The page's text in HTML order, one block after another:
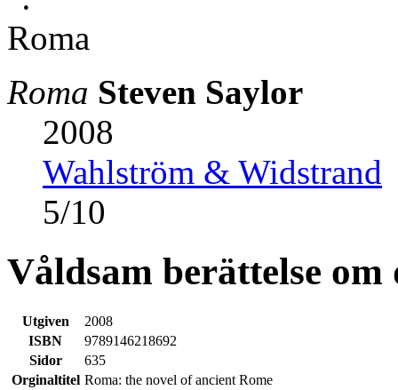
Roma Steven Saylor
2008
Wahlström & Widstrand
5/10
Våldsam berättelse om
Utgiven
2008
ISBN
9789146218692
Sidor
635
Orginaltitel Roma: the novel of ancient Rome